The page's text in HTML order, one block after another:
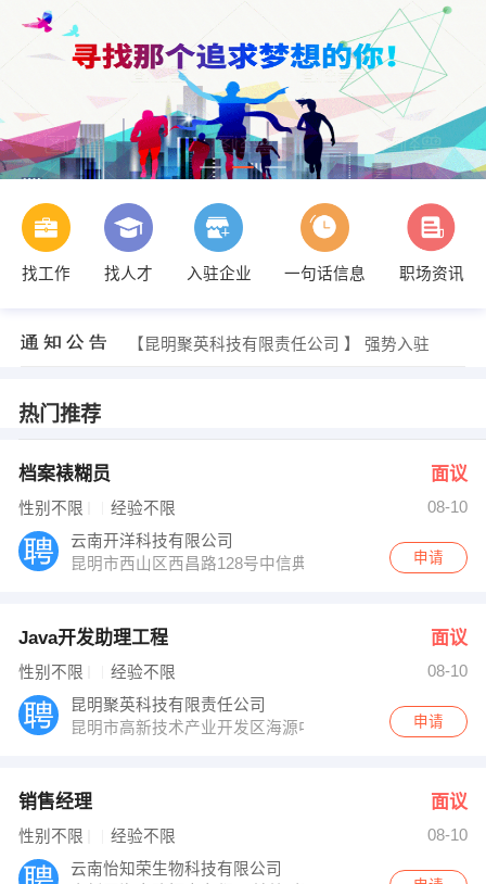
找工作 找人才 入驻企业 一句话信息
职场资讯
【昆明聚英科技有限责任公司 】 强势入驻
辛先生 发布 [会计 ] 招聘信息
【元谋川云制冰厂】 强势入驻
热门推荐
档案裱糊员 面议
性别不限 经验不限
08-10
云南开洋科技有限公司
昆明市西山区西昌路128号中信典当二楼
申请
Java开发助理工程 面议
性别不限 经验不限
08-10
昆明聚英科技有限责任公司
昆明市高新技术产业开发区海源中路戛纳小镇C幢C-42
申请
销售经理 面议
性别不限 经验不限
08-10
云南怡知荣生物科技有限公司